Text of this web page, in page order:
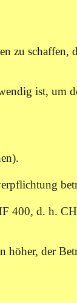
zu schaffen,
ist, um
400, d. h.
höher, der